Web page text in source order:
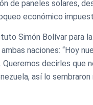
de paneles solares,
económico
Simón Bolívar para
naciones: “Hoy
decirles que
así lo